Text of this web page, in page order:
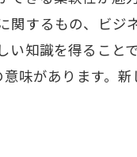
関するもの、ビジ
い知識を得ること
味があります。